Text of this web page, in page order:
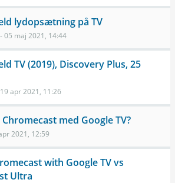
lydopsætning på TV
- 05 maj 2021, 14:44
TV (2019), Discovery Plus, 25
apr 2021, 11:26
med Google TV?
2021, 12:59
with Google TV vs
Ultra